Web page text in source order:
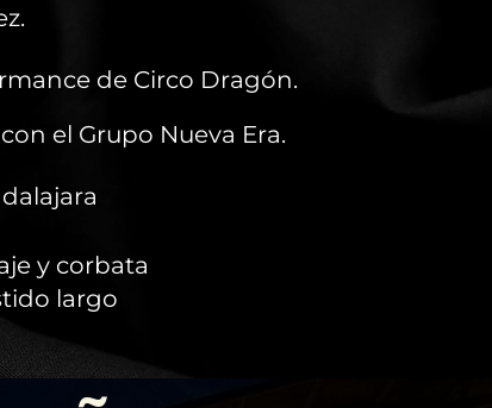
de Circo Dragón.
el Grupo Nueva Era.
y corbata
largo